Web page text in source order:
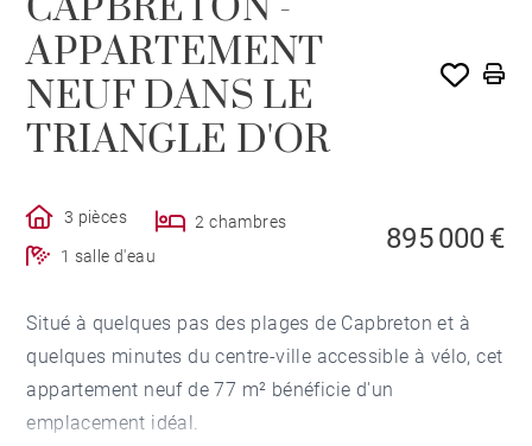
APPARTEMENT
NEUF DANS LE
TRIANGLE D'OR
3 pièces
2 chambres
1 salle d'eau
895 000 €
Situé à quelques pas des plages de Capbreton et à
quelques minutes du centre-ville accessible à vélo, cet
appartement neuf de 77 m² bénéficie d'un
emplacement idéal.